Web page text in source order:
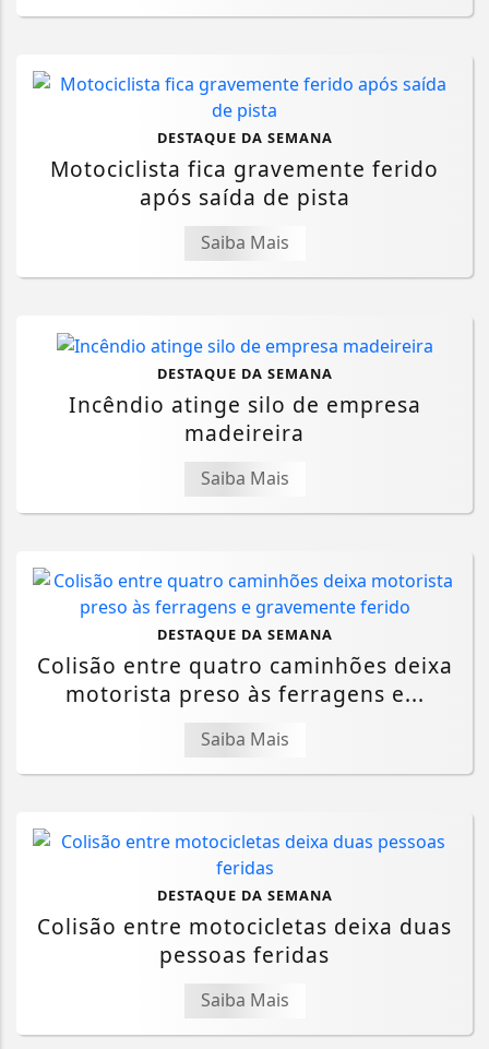
DESTAQUE DA SEMANA
Motociclista fica gravemente ferido
após saída de pista
Saiba Mais
DESTAQUE DA SEMANA
Incêndio atinge silo de empresa
madeireira
Saiba Mais
DESTAQUE DA SEMANA
Colisão entre quatro caminhões deixa
motorista preso às ferragens e...
Saiba Mais
DESTAQUE DA SEMANA
Colisão entre motocicletas deixa duas
pessoas feridas
Saiba Mais